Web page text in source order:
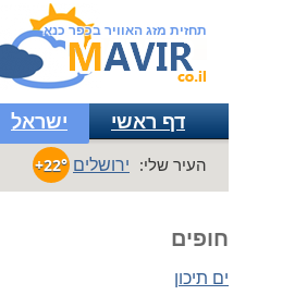
תחזית מזג האוויר בכפר כנא
דף ראשי ישראל
העיר שלי: ירושלים +22°
חופים
ים תיכון